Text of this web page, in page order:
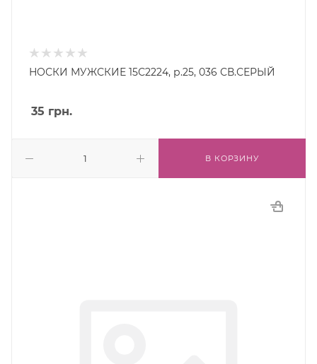
НОСКИ МУЖСКИЕ 15С2224, р.25, 036 СВ.СЕРЫЙ
35 грн.
В КОРЗИНУ